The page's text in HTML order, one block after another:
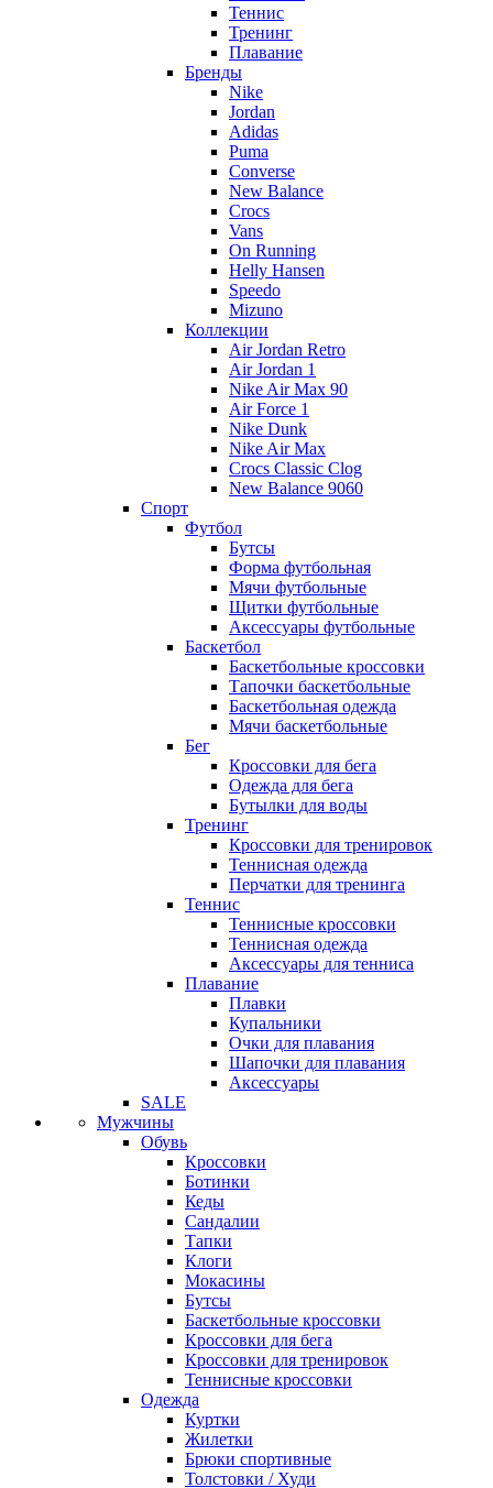
Теннис
Тренинг
Плавание
Бренды
Nike
Jordan
Adidas
Puma
Converse
New Balance
Crocs
Vans
On Running
Helly Hansen
Speedo
Mizuno
Коллекции
Air Jordan Retro
Air Jordan 1
Nike Air Max 90
Air Force 1
Nike Dunk
Nike Air Max
Crocs Classic Clog
New Balance 9060
Спорт
Футбол
Бутсы
Форма футбольная
Мячи футбольные
Щитки футбольные
Аксессуары футбольные
Баскетбол
Баскетбольные кроссовки
Тапочки баскетбольные
Баскетбольная одежда
Мячи баскетбольные
Бег
Кроссовки для бега
Одежда для бега
Бутылки для воды
Тренинг
Кроссовки для тренировок
Теннисная одежда
Перчатки для тренинга
Теннис
Теннисные кроссовки
Теннисная одежда
Аксессуары для тенниса
Плавание
Плавки
Купальники
Очки для плавания
Шапочки для плавания
Аксессуары
SALE
Мужчины
Обувь
Кроссовки
Ботинки
Кеды
Сандалии
Тапки
Клоги
Мокасины
Бутсы
Баскетбольные кроссовки
Кроссовки для бега
Кроссовки для тренировок
Теннисные кроссовки
Одежда
Куртки
Жилетки
Брюки спортивные
Толстовки / Худи